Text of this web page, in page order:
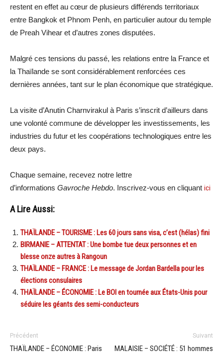
restent en effet au cœur de plusieurs différends territoriaux
entre Bangkok et Phnom Penh, en particulier autour du temple
de Preah Vihear et d’autres zones disputées.
Malgré ces tensions du passé, les relations entre la France et
la Thaïlande se sont considérablement renforcées ces
dernières années, tant sur le plan économique que stratégique.
La visite d’Anutin Charnvirakul à Paris s’inscrit d’ailleurs dans
une volonté commune de développer les investissements, les
industries du futur et les coopérations technologiques entre les
deux pays.
Chaque semaine, recevez notre lettre
d’informations Gavroche Hebdo. Inscrivez-vous en cliquant ici
A Lire Aussi:
THAÏLANDE – TOURISME : Les 60 jours sans visa, c’est (hélas) fini
BIRMANIE – ATTENTAT : Une bombe tue deux personnes et en
blesse onze autres à Rangoun
THAÏLANDE – FRANCE : Le message de Jordan Bardella pour les
élections consulaires
THAÏLANDE – ÉCONOMIE : Le BOI en tournée aux États-Unis pour
séduire les géants des semi-conducteurs
Précédent
THAÏLANDE – ÉCONOMIE : Paris
Suivant
MALAISIE – SOCIÉTÉ : 51 hommes